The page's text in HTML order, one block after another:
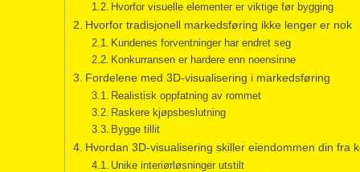
Hvorfor visuelle elementer er viktige før bygging
Hvorfor tradisjonell markedsføring ikke lenger er nok
Kundenes forventninger har endret seg
Konkurransen er hardere enn noensinne
Fordelene med 3D-visualisering i markedsføring
Realistisk oppfatning av rommet
Raskere kjøpsbeslutning
Bygge tillit
Hvordan 3D-visualisering skiller eiendommen din fra
Unike interiørløsninger utstilt